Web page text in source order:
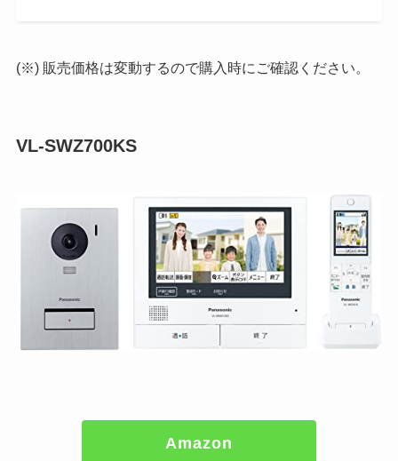
(※) 販売価格は変動するので購入時にご確認ください。
VL-SWZ700KS
Amazon